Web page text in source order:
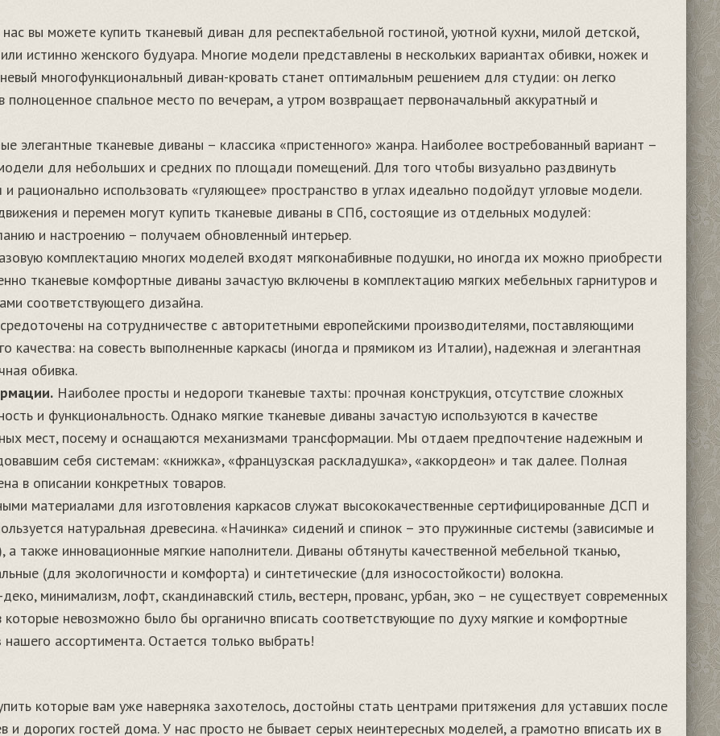
вы можете купить тканевый диван для респектабельной гостиной, уютной кухни, милой детской,
истинно женского будуара. Многие модели представлены в нескольких вариантах обивки, ножек и
многофункциональный диван-кровать станет оптимальным решением для студии: он легко
полноценное спальное место по вечерам, а утром возвращает первоначальный аккуратный и
элегантные тканевые диваны – классика «пристенного» жанра. Наиболее востребованный вариант –
для небольших и средних по площади помещений. Для того чтобы визуально раздвинуть
рационально использовать «гуляющее» пространство в углах идеально подойдут угловые модели.
и перемен могут купить тканевые диваны в СПб, состоящие из отдельных модулей:
и настроению – получаем обновленный интерьер.
комплектацию многих моделей входят мягконабивные подушки, но иногда их можно приобрести
тканевые комфортные диваны зачастую включены в комплектацию мягких мебельных гарнитуров и
соответствующего дизайна.
на сотрудничестве с авторитетными европейскими производителями, поставляющими
качества: на совесть выполненные каркасы (иногда и прямиком из Италии), надежная и элегантная
обивка.
Наиболее просты и недороги тканевые тахты: прочная конструкция, отсутствие сложных
и функциональность. Однако мягкие тканевые диваны зачастую используются в качестве
мест, посему и оснащаются механизмами трансформации. Мы отдаем предпочтение надежным и
себя системам: «книжка», «французская раскладушка», «аккордеон» и так далее. Полная
в описании конкретных товаров.
материалами для изготовления каркасов служат высококачественные сертифицированные ДСП и
натуральная древесина. «Начинка» сидений и спинок – это пружинные системы (зависимые и
а также инновационные мягкие наполнители. Диваны обтянуты качественной мебельной тканью,
(для экологичности и комфорта) и синтетические (для износостойкости) волокна.
деко, минимализм, лофт, скандинавский стиль, вестерн, прованс, урбан, эко – не существует современных
которые невозможно было бы органично вписать соответствующие по духу мягкие и комфортные
ассортимента. Остается только выбрать!
которые вам уже наверняка захотелось, достойны стать центрами притяжения для уставших после
и дорогих гостей дома. У нас просто не бывает серых неинтересных моделей, а грамотно вписать их в